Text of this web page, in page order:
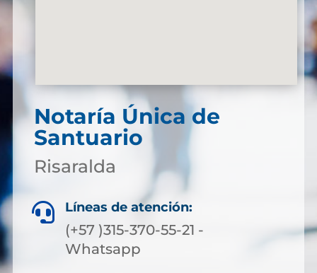
Notaría Única de
Santuario
Risaralda
 Líneas de atención:
(+57 )315-370-55-21 -
Whatsapp